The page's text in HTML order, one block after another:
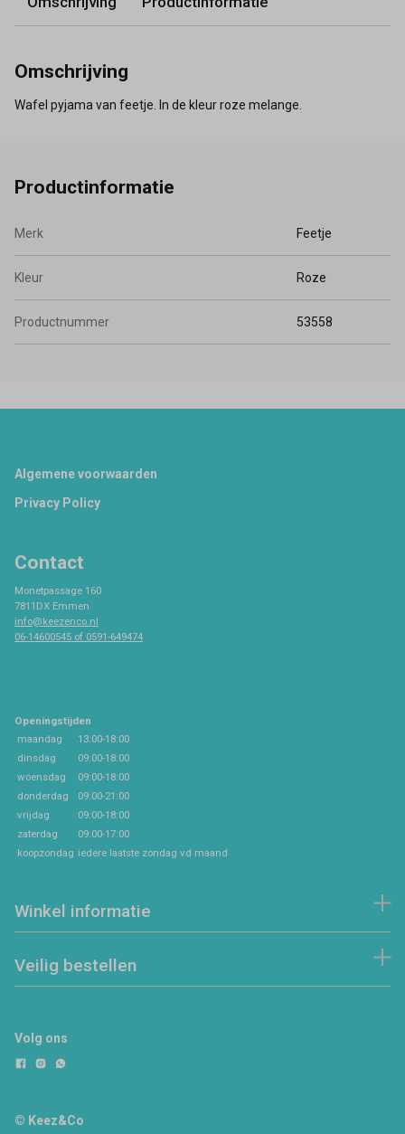
Omschrijving
Wafel pyjama van feetje. In de kleur roze melange.
Productinformatie
Merk Feetje
Kleur Roze
Productnummer 53558
Footer
Algemene voorwaarden
Privacy Policy
Contact
Monetpassage 160
7811DX Emmen
info@keezenco.nl
06-14600545 of 0591-649474
Openingstijden
maandag
13:00-18:00
dinsdag
09:00-18:00
woensdag
09:00-18:00
donderdag
09:00-21:00
vrijdag
09:00-18:00
zaterdag
09:00-17:00
koopzondag iedere laatste zondag vd maand
Winkel informatie
Veilig bestellen
Volg ons
© Keez&Co